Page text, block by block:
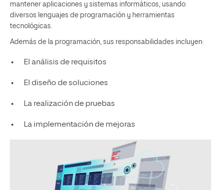
mantener aplicaciones y sistemas informáticos, usando
diversos lenguajes de programación y herramientas
tecnológicas.
Además de la programación, sus responsabilidades incluyen:
El análisis de requisitos
El diseño de soluciones
La realización de pruebas
La implementación de mejoras